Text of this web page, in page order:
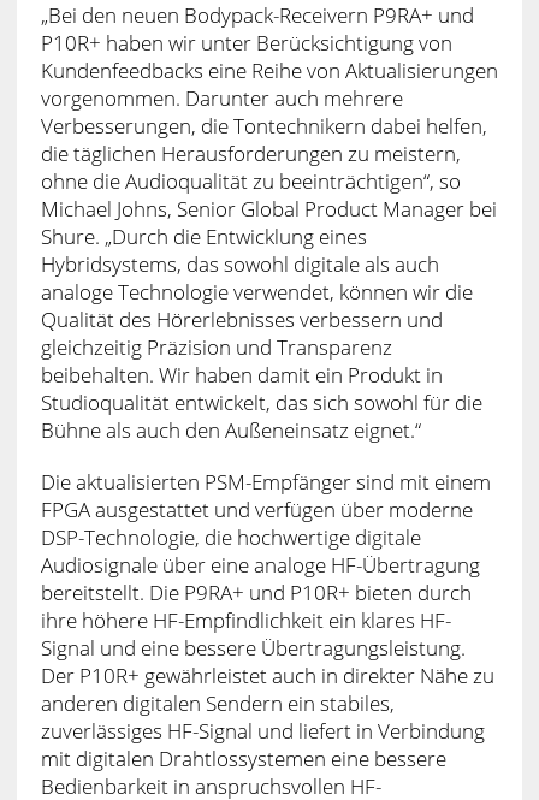
„Bei den neuen Bodypack-Receivern P9RA+ und
P10R+ haben wir unter Berücksichtigung von
Kundenfeedbacks eine Reihe von Aktualisierungen
vorgenommen. Darunter auch mehrere
Verbesserungen, die Tontechnikern dabei helfen,
die täglichen Herausforderungen zu meistern,
ohne die Audioqualität zu beeinträchtigen“, so
Michael Johns, Senior Global Product Manager bei
Shure. „Durch die Entwicklung eines
Hybridsystems, das sowohl digitale als auch
analoge Technologie verwendet, können wir die
Qualität des Hörerlebnisses verbessern und
gleichzeitig Präzision und Transparenz
beibehalten. Wir haben damit ein Produkt in
Studioqualität entwickelt, das sich sowohl für die
Bühne als auch den Außeneinsatz eignet.“
Die aktualisierten PSM-Empfänger sind mit einem
FPGA ausgestattet und verfügen über moderne
DSP-Technologie, die hochwertige digitale
Audiosignale über eine analoge HF-Übertragung
bereitstellt. Die P9RA+ und P10R+ bieten durch
ihre höhere HF-Empfindlichkeit ein klares HF-
Signal und eine bessere Übertragungsleistung.
Der P10R+ gewährleistet auch in direkter Nähe zu
anderen digitalen Sendern ein stabiles,
zuverlässiges HF-Signal und liefert in Verbindung
mit digitalen Drahtlossystemen eine bessere
Bedienbarkeit in anspruchsvollen HF-